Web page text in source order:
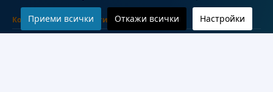
Колежи и департаменти
Приеми всички Откажи всички Настройки